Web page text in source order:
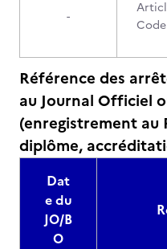
-
Référence des
au Journal Officiel
(enregistrement au
diplôme,
Dat
e du
JO/B
O